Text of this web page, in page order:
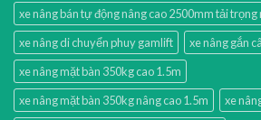
xe nâng bán tự động nâng cao 2500mm tải
xe nâng di chuyển phuy gamlift
xe nâng gắn
xe nâng mặt bàn 350kg cao 1.5m
xe nâng mặt bàn 350kg nâng cao 1.5m
xe